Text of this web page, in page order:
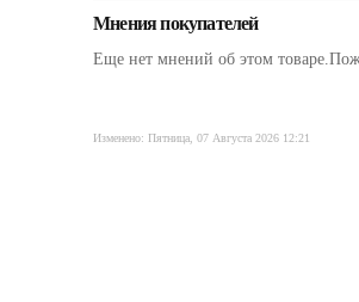
Мнения покупателей
Еще нет мнений об этом
Изменено: Пятница, 07 Августа 2026 12:21